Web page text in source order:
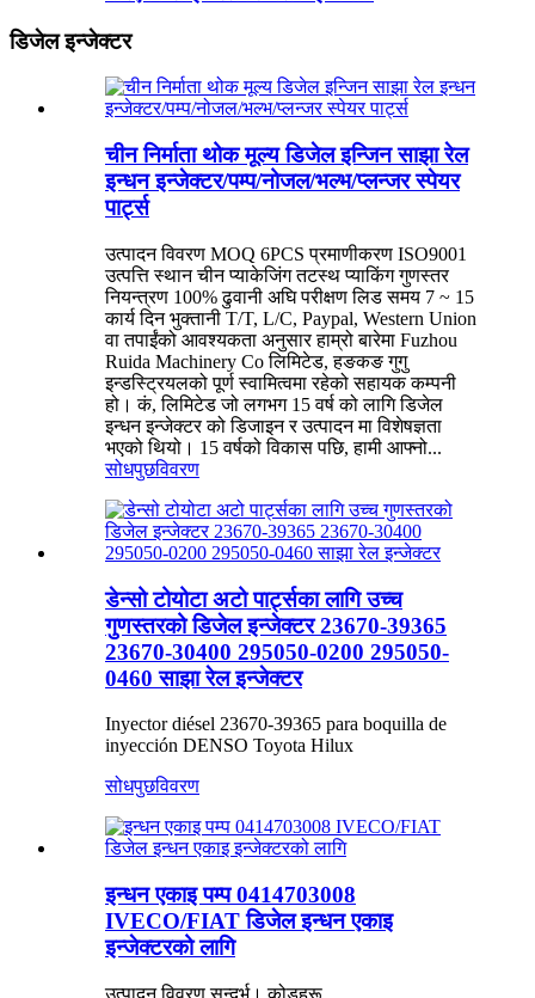
डिजेल इन्जेक्टर
चीन निर्माता थोक मूल्य डिजेल इन्जिन साझा रेल
इन्धन इन्जेक्टर/पम्प/नोजल/भल्भ/प्लन्जर स्पेयर
पार्ट्स
उत्पादन विवरण MOQ 6PCS प्रमाणीकरण ISO9001
उत्पत्ति स्थान चीन प्याकेजिंग तटस्थ प्याकिंग गुणस्तर
नियन्त्रण 100% ढुवानी अघि परीक्षण लिड समय 7 ~ 15
कार्य दिन भुक्तानी T/T, L/C, Paypal, Western Union
वा तपाईंको आवश्यकता अनुसार हाम्रो बारेमा Fuzhou
Ruida Machinery Co लिमिटेड, हङकङ गुगु
इन्डस्ट्रियलको पूर्ण स्वामित्वमा रहेको सहायक कम्पनी
हो। कं, लिमिटेड जो लगभग 15 वर्ष को लागि डिजेल
इन्धन इन्जेक्टर को डिजाइन र उत्पादन मा विशेषज्ञता
भएको थियो। 15 वर्षको विकास पछि, हामी आफ्नो...
सोधपुछविवरण
डेन्सो टोयोटा अटो पार्ट्सका लागि उच्च
गुणस्तरको डिजेल इन्जेक्टर 23670-39365
23670-30400 295050-0200 295050-
0460 साझा रेल इन्जेक्टर
Inyector diésel 23670-39365 para boquilla de
inyección DENSO Toyota Hilux
सोधपुछविवरण
इन्धन एकाइ पम्प 0414703008
IVECO/FIAT डिजेल इन्धन एकाइ
इन्जेक्टरको लागि
उत्पादन विवरण सन्दर्भ। कोडहरू